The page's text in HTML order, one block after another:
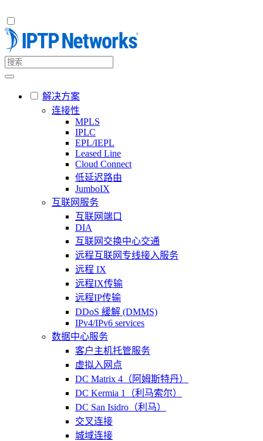
解决方案
连接性
MPLS
IPLC
EPL/IEPL
Leased Line
Cloud Connect
低延迟路由
JumboIX
互联网服务
互联网端口
DIA
互联网交换中心交通
远程互联网专线接入服务
远程 IX
远程IX传输
远程IP传输
DDoS 緩解 (DMMS)
IPv4/IPv6 services
数据中心服务
客户主机托管服务
虚拟入网点
DC Matrix 4（阿姆斯特丹）
DC Kermia 1（利马索尔）
DC San Isidro（利马）
交叉连接
城域连接